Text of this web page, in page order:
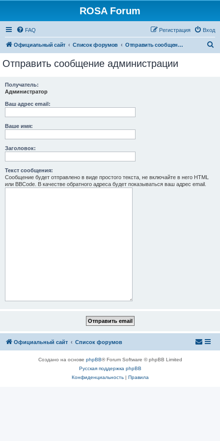
ROSA Forum
FAQ Вход
Регистрация
Официальный сайт Список форумов Отправить сообщение администрации
Отправить сообщение администрации
Получатель:
Администратор
Ваш адрес email:
Ваше имя:
Заголовок:
Текст сообщения:
Сообщение будет отправлено в виде простого текста, не включайте в него HTML
или BBCode. В качестве обратного адреса будет показываться ваш адрес email.
Официальный сайт Список форумов
Создано на основе phpBB® Forum Software © phpBB Limited
Русская поддержка phpBB
Конфиденциальность| Правила